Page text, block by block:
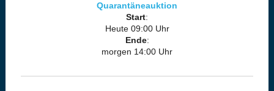
Quarantäneauktion
Start:
Heute 09:00 Uhr
Ende:
morgen 14:00 Uhr